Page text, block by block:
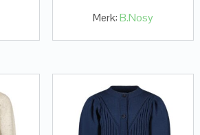
Merk:B.Nosy